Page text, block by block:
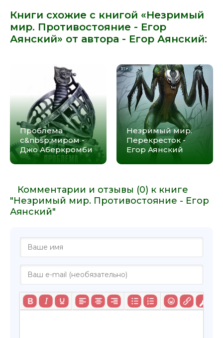
Книги схожие с книгой «Незримый
мир. Противостояние - Егор
Аянский» от автора - Егор Аянский:
Проблема
с&nbsp;миром -
Джо Аберкромби
Незримый мир.
Перекресток -
Егор Аянский
Комментарии и отзывы (0) к книге
"Незримый мир. Противостояние - Егор
Аянский"